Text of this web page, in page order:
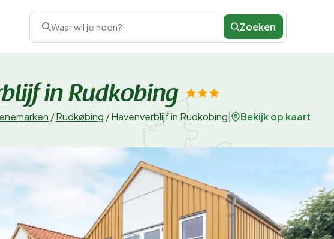
Waar wil je heen? Zoeken
in Rudkobing
/Rudkøbing /Havenverblijf in Rudkobing Bekijk op kaart